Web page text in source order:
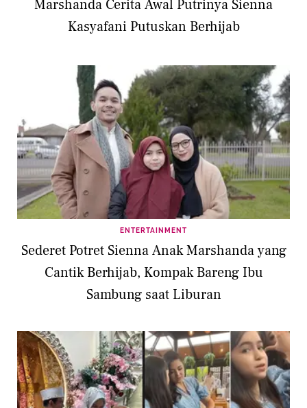
Marshanda Cerita Awal Putrinya Sienna
Kasyafani Putuskan Berhijab
ENTERTAINMENT
Sederet Potret Sienna Anak Marshanda yang
Cantik Berhijab, Kompak Bareng Ibu
Sambung saat Liburan